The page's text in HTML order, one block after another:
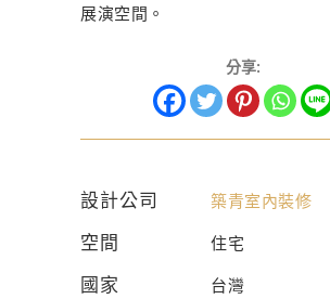
展演空間。
分享:
設計公司 築青室內裝修
空間 住宅
國家 台灣